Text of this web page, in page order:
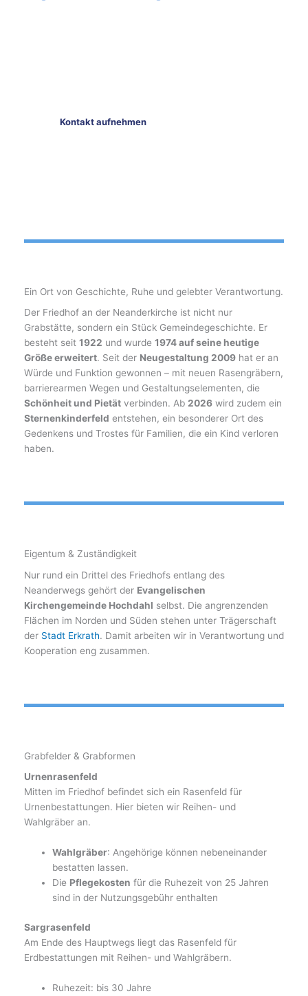
Kontakt aufnehmen
Ein Ort von Geschichte, Ruhe und gelebter Verantwortung.
Der Friedhof an der Neanderkirche ist nicht nur
Grabstätte, sondern ein Stück Gemeindegeschichte. Er
besteht seit 1922 und wurde 1974 auf seine heutige
Größe erweitert. Seit der Neugestaltung 2009 hat er an
Würde und Funktion gewonnen – mit neuen Rasengräbern,
barrierearmen Wegen und Gestaltungselementen, die
Schönheit und Pietät verbinden. Ab 2026 wird zudem ein
Sternenkinderfeld entstehen, ein besonderer Ort des
Gedenkens und Trostes für Familien, die ein Kind verloren
haben.
Eigentum & Zuständigkeit
Nur rund ein Drittel des Friedhofs entlang des
Neanderwegs gehört der Evangelischen
Kirchengemeinde Hochdahl selbst. Die angrenzenden
Flächen im Norden und Süden stehen unter Trägerschaft
der Stadt Erkrath. Damit arbeiten wir in Verantwortung und
Kooperation eng zusammen.
Grabfelder & Grabformen
Urnenrasenfeld
Mitten im Friedhof befindet sich ein Rasenfeld für
Urnenbestattungen. Hier bieten wir Reihen- und
Wahlgräber an.
Wahlgräber: Angehörige können nebeneinander
bestatten lassen.
Die Pflegekosten für die Ruhezeit von 25 Jahren
sind in der Nutzungsgebühr enthalten
Sargrasenfeld
Am Ende des Hauptwegs liegt das Rasenfeld für
Erdbestattungen mit Reihen- und Wahlgräbern.
Ruhezeit: bis 30 Jahre